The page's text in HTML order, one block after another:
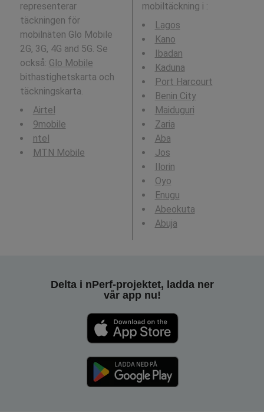
representerar
täckningen för
mobilnäten Glo Mobile
2G, 3G, 4G and 5G. Se
också: Glo Mobile
bithastighetskarta och
täckningskarta.
Airtel
9mobile
ntel
MTN Mobile
mobiltäckning i :
Lagos
Kano
Ibadan
Kaduna
Port Harcourt
Benin City
Maiduguri
Zaria
Aba
Jos
Ilorin
Oyo
Enugu
Abeokuta
Abuja
Delta i nPerf-projektet, ladda ner
vår app nu!